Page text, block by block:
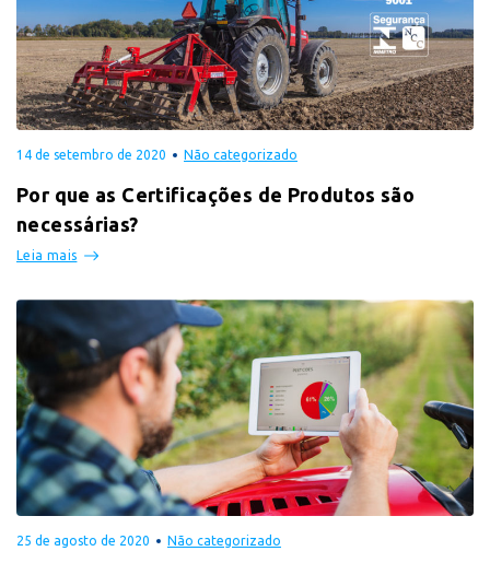
14 de setembro de 2020 Não categorizado
Por que as Certificações de Produtos são
necessárias?
Leia mais
25 de agosto de 2020 Não categorizado